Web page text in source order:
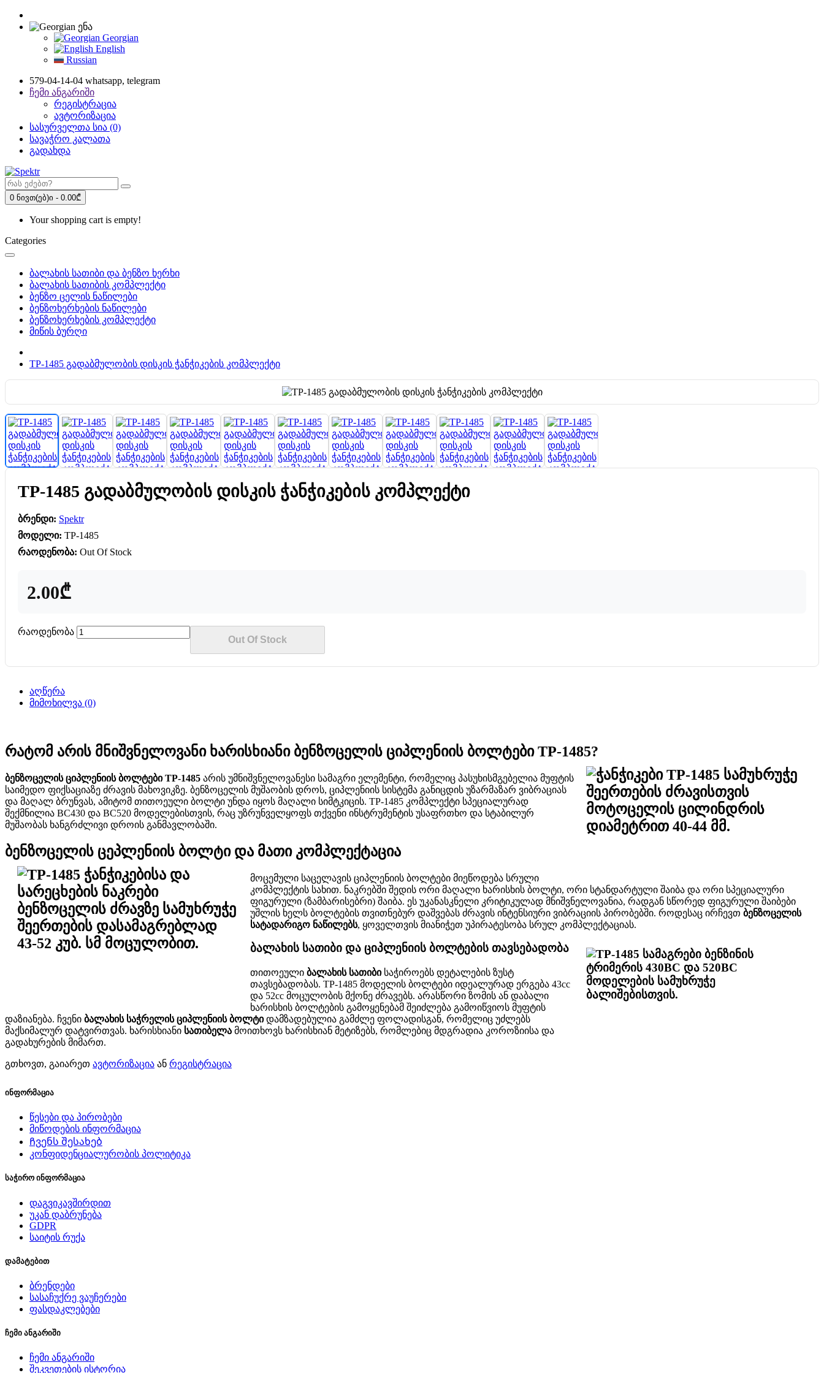
ენა
Georgian
English
Russian
579-04-14-04 whatsapp, telegram
ჩემი ანგარიში
რეგისტრაცია
ავტორიზაცია
სასურველთა სია (0)
სავაჭრო კალათა
გადახდა
0 ნივთ(ებ)ი - 0.00₾
Your shopping cart is empty!
Categories
ბალახის სათიბი და ბენზო ხერხი
ბალახის სათიბის კომპლექტი
ბენზო ცელის ნაწილები
ბენზოხერხების ნაწილები
ბენზოხერხების კომპლექტი
მიწის ბურღი
TP-1485 გადაბმულობის დისკის ჭანჭიკების კომპლექტი
TP-1485 გადაბმულობის დისკის ჭანჭიკების კომპლექტი
ბრენდი: Spektr
მოდელი: TP-1485
რაოდენობა: Out Of Stock
2.00₾
რაოდენობა
Out Of Stock
აღწერა
მიმოხილვა (0)
რატომ არის მნიშვნელოვანი ხარისხიანი ბენზოცელის ციპლენიის ბოლტები TP-1485?
ბენზოცელის ციპლენიის ბოლტები TP-1485 არის უმნიშვნელოვანესი სამაგრი ელემენტი, რომელიც პასუხისმგებელია მუფტის
საიმედო ფიქსაციაზე ძრავის მახოვიკზე. ბენზოცელის მუშაობის დროს, ციპლენიის სისტემა განიცდის უზარმაზარ ვიბრაციას
და მაღალ ბრუნვას, ამიტომ თითოეული ბოლტი უნდა იყოს მაღალი სიმტკიცის. TP-1485 კომპლექტი სპეციალურად
შექმნილია BC430 და BC520 მოდელებისთვის, რაც უზრუნველყოფს თქვენი ინსტრუმენტის უსაფრთხო და სტაბილურ
მუშაობას ხანგრძლივი დროის განმავლობაში.
ბენზოცელის ცეპლენიის ბოლტი და მათი კომპლექტაცია
მოცემული საცელავის ციპლენიის ბოლტები მიეწოდება სრული
კომპლექტის სახით. ნაკრებში შედის ორი მაღალი ხარისხის ბოლტი, ორი სტანდარტული შაიბა და ორი სპეციალური
ფიგურული (ზამბარისებრი) შაიბა. ეს უკანასკნელი კრიტიკულად მნიშვნელოვანია, რადგან სწორედ ფიგურული შაიბები
უშლის ხელს ბოლტების თვითნებურ დაშვებას ძრავის ინტენსიური ვიბრაციის პირობებში. როდესაც ირჩევთ ბენზოცელის
სატადარიგო ნაწილებს, ყოველთვის მიანიჭეთ უპირატესობა სრულ კომპლექტაციას.
ბალახის სათიბი და ციპლენიის ბოლტების თავსებადობა
თითოეული ბალახის სათიბისაჭიროებს დეტალების ზუსტ
თავსებადობას. TP-1485 მოდელის ბოლტები იდეალურად ერგება 43cc
და 52cc მოცულობის მქონე ძრავებს. არასწორი ზომის ან დაბალი
ხარისხის ბოლტების გამოყენებამ შეიძლება გამოიწვიოს მუფტის
დაზიანება. ჩვენი ბალახის საჭრელის ციპლენიის ბოლტიდამზადებულია გამძლე ფოლადისგან, რომელიც უძლებს
მაქსიმალურ დატვირთვას. ხარისხიანი სათიბელა მოითხოვს ხარისხიან მეტიზებს, რომლებიც მდგრადია კოროზიისა და
გადახურების მიმართ.
გთხოვთ, გაიარეთ ავტორიზაცია ან რეგისტრაცია
ინფორმაცია
წესები და პირობები
მიწოდების ინფორმაცია
Ჩვენს შესახებ
კონფიდენციალურობის პოლიტიკა
საჭირო ინფორმაცია
დაგვიკავშირდით
უკან დაბრუნება
GDPR
საიტის რუქა
დამატებით
ბრენდები
სასაჩუქრე ვაუჩერები
ფასდაკლებები
ჩემი ანგარიში
ჩემი ანგარიში
შეკვეთების ისტორია